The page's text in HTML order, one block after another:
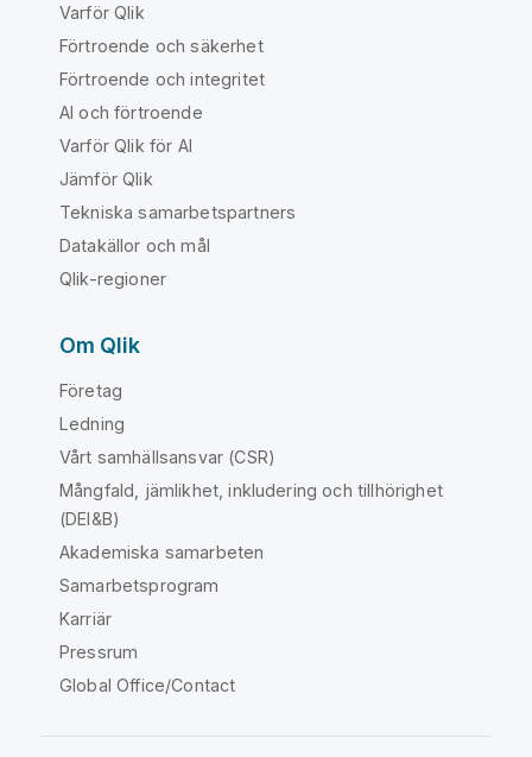
Varför Qlik
Förtroende och säkerhet
Förtroende och integritet
AI och förtroende
Varför Qlik för AI
Jämför Qlik
Tekniska samarbetspartners
Datakällor och mål
Qlik-regioner
Om Qlik
Företag
Ledning
Vårt samhällsansvar (CSR)
Mångfald, jämlikhet, inkludering och tillhörighet
(DEI&B)
Akademiska samarbeten
Samarbetsprogram
Karriär
Pressrum
Global Office/Contact